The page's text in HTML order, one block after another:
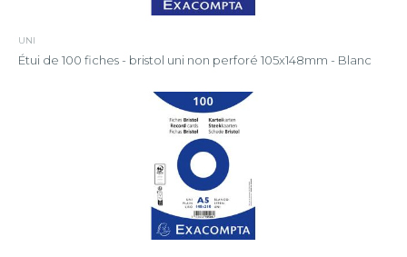
UNI
Étui de 100 fiches - bristol uni non perforé 105x148mm - Blanc